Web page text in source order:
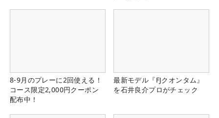
8-9月のプレーに2回使える！
コース限定2,000円クーポン
配布中！
最新モデル『FJクオンタム』
を石井良介プロがチェック